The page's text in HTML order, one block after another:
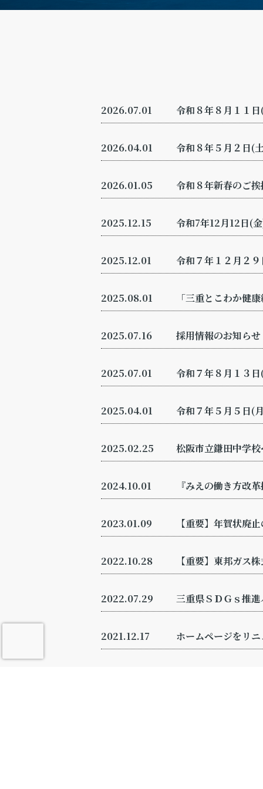
2026.07.01 令和８年８月１１
2026.04.01 令和８年５月２日(
2026.01.05 令和８年新春のご挨
2025.12.15 令和7年12月12日(
2025.12.01 令和７年１２月２
2025.08.01 「三重とこわか健
2025.07.16 採用情報のお知らせ
2025.07.01 令和７年８月１３
2025.04.01 令和７年５月５日(
2025.02.25 松阪市立鎌田中学
2024.10.01 『みえの働き方改
2023.01.09 【重要】年賀状廃
2022.10.28 【重要】東邦ガス
2022.07.29 三重県ＳＤＧｓ推
2021.12.17 ホームページをリ